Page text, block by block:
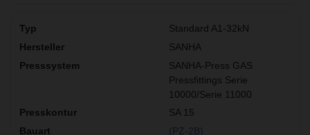
Standard A1-32kN
SANHA
SANHA-Press GAS
Pressfittings Serie
10000/Serie 11000
SA 15
(PZ-2B)